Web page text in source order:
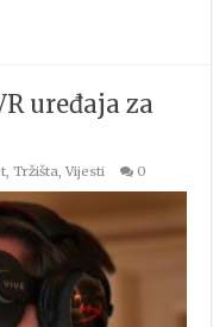
uređaja za
,Tržišta ,Vijesti 0